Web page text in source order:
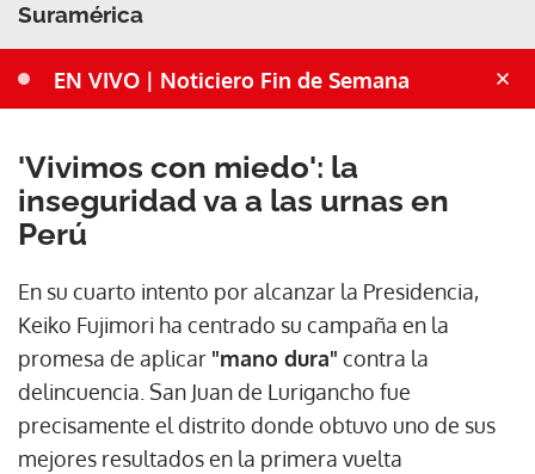
Suramérica
EN VIVO | Noticiero Fin de Semana
'Vivimos con miedo': la
inseguridad va a las urnas en
Perú
En su cuarto intento por alcanzar la Presidencia,
Keiko Fujimori ha centrado su campaña en la
promesa de aplicar "mano dura" contra la
delincuencia. San Juan de Lurigancho fue
precisamente el distrito donde obtuvo uno de sus
mejores resultados en la primera vuelta